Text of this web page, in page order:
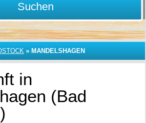
Suchen
» MANDELSHAGEN
in
(Bad